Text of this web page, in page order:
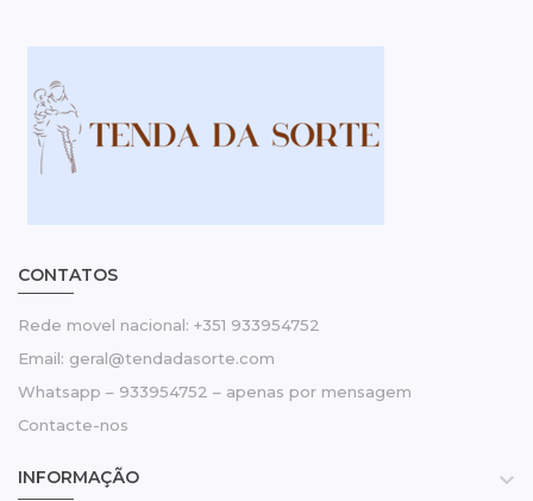
CONTATOS
Rede movel nacional: +351 933954752
Email: geral@tendadasorte.com
Whatsapp – 933954752 – apenas por mensagem
Contacte-nos
INFORMAÇÃO 